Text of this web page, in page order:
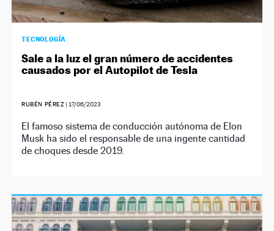
TECNOLOGÍA
Sale a la luz el gran número de accidentes
causados por el Autopilot de Tesla
RUBÉN PÉREZ | 17/06/2023
El famoso sistema de conducción autónoma de Elon
Musk ha sido el responsable de una ingente cantidad
de choques desde 2019.